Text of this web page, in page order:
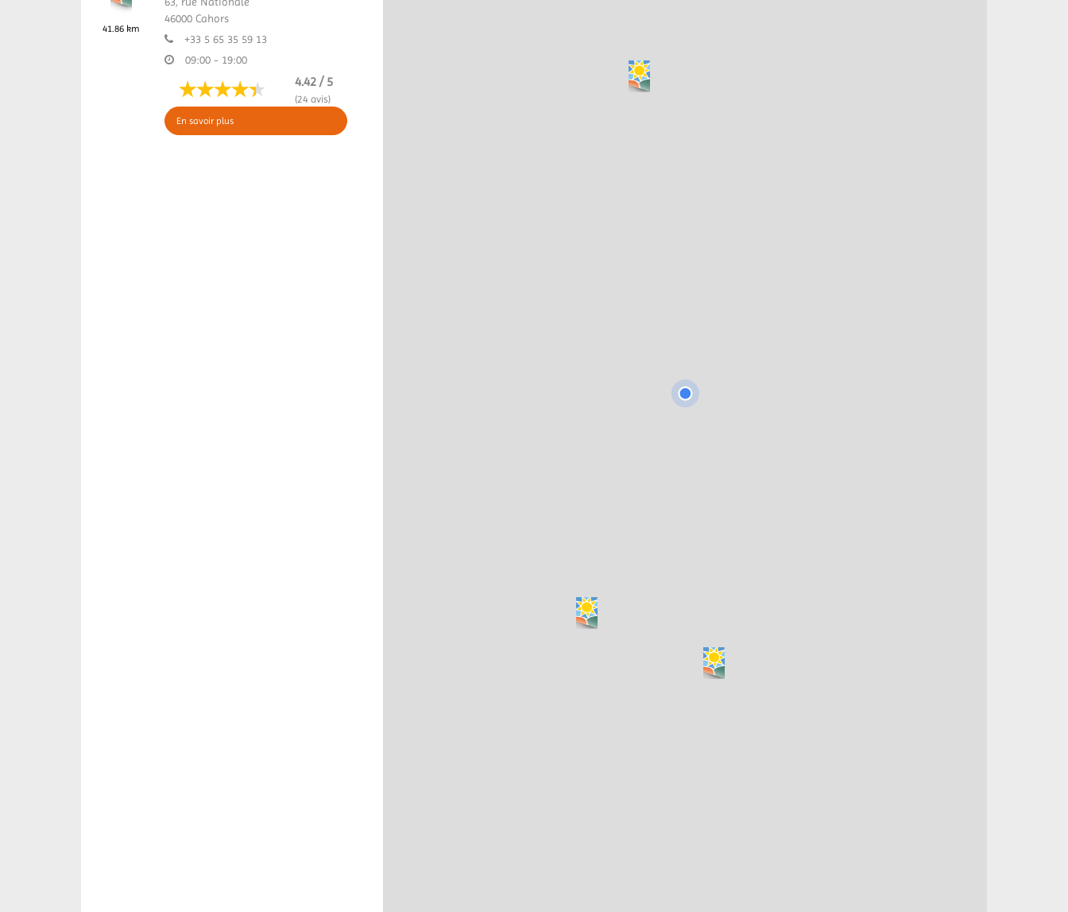
41.86 km
46000 Cahors
+33 5 65 35 59 13
09:00 - 19:00
4.42 / 5
(24 avis)
En savoir plus